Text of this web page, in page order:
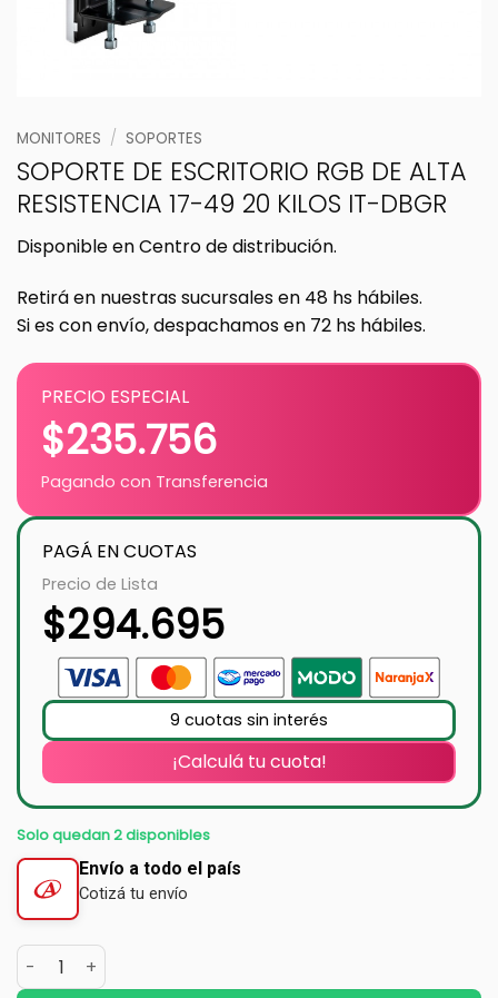
MONITORES / SOPORTES
SOPORTE DE ESCRITORIO RGB DE ALTA
RESISTENCIA 17-49 20 KILOS IT-DBGR
Disponible en Centro de distribución.
Retirá en nuestras sucursales en 48 hs hábiles.
Si es con envío, despachamos en 72 hs hábiles.
PRECIO ESPECIAL
$235.756
Pagando con Transferencia
PAGÁ EN CUOTAS
Precio de Lista
$294.695
9 cuotas sin interés
¡Calculá tu cuota!
Solo quedan 2 disponibles
Envío a todo el país
Cotizá tu envío